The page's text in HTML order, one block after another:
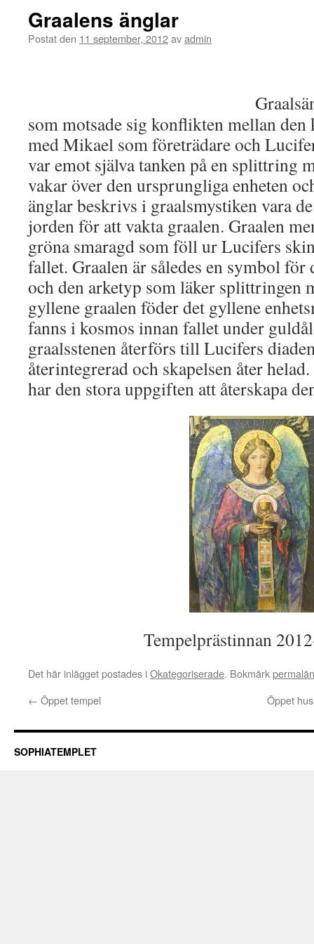
Graalens änglar
Postat den 11 september, 2012avadmin
som motsade sig konflikten mellan
med Mikael som företrädare och
var emot själva tanken på en splittring
vakar över den ursprungliga enheten
änglar beskrivs i graalsmystiken vara
jorden för att vakta graalen. Graalen
gröna smaragd som föll ur Lucifers
fallet. Graalen är således en symbol för
och den arketyp som läker splittringen
gyllene graalen föder det gyllene
fanns i kosmos innan fallet under
graalsstenen återförs till Lucifers
återintegrerad och skapelsen åter
har den stora uppgiften att återskapa
Tempelprästinnan
Det här inlägget postades iOkategoriserade. Bokmärk
← Öppet tempel Öppet
SOPHIATEMPLET